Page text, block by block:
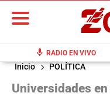
mic RADIO EN VIVO
Inicio POLÍTICA
Universidades